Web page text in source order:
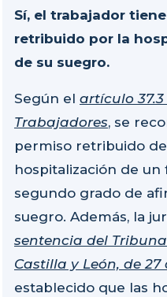
Sí, el trabajador
retribuido por la
de su suegro.
Según el artículo
Trabajadores, se
permiso retribuido
hospitalización de un
segundo grado de
suegro. Además, la
sentencia del
Castilla y León, de
establecido que las